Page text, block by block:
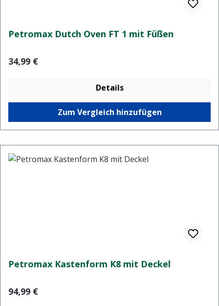
Petromax Dutch Oven FT 1 mit Füßen
Regulärer Preis:
34,99 €
Details
Zum Vergleich hinzufügen
Petromax Kastenform K8 mit Deckel
Regulärer Preis:
94,99 €